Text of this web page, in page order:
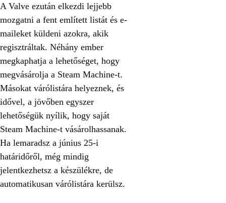
A Valve ezután elkezdi lejjebb
mozgatni a fent említett listát és e-
maileket küldeni azokra, akik
regisztráltak. Néhány ember
megkaphatja a lehetőséget, hogy
megvásárolja a Steam Machine-t.
Másokat várólistára helyeznek, és
idővel, a jövőben egyszer
lehetőségük nyílik, hogy saját
Steam Machine-t vásárolhassanak.
Ha lemaradsz a június 25-i
határidőről, még mindig
jelentkezhetsz a készülékre, de
automatikusan várólistára kerülsz.